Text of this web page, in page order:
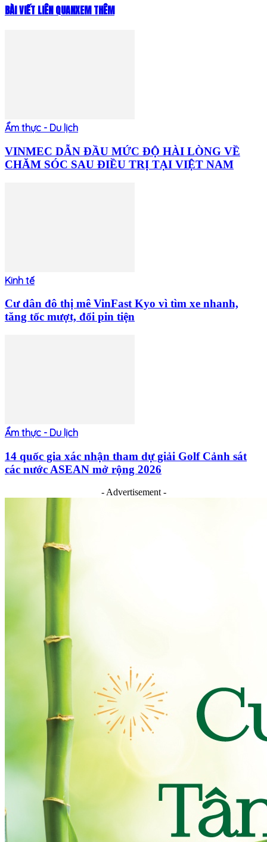
BÀI VIẾT LIÊN QUANXEM THÊM
Ẩm thực - Du lịch
VINMEC DẪN ĐẦU MỨC ĐỘ HÀI LÒNG VỀ
CHĂM SÓC SAU ĐIỀU TRỊ TẠI VIỆT NAM
Kinh tế
Cư dân đô thị mê VinFast Kyo vì tìm xe nhanh,
tăng tốc mượt, đổi pin tiện
Ẩm thực - Du lịch
14 quốc gia xác nhận tham dự giải Golf Cảnh sát
các nước ASEAN mở rộng 2026
- Advertisement -